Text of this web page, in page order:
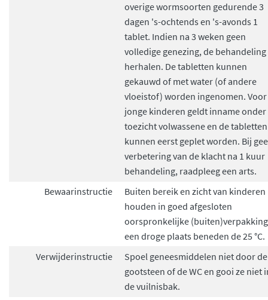
overige wormsoorten gedurende 3
dagen 's-ochtends en 's-avonds 1
tablet. Indien na 3 weken geen
volledige genezing, de behandeling
herhalen. De tabletten kunnen
gekauwd of met water (of andere
vloeistof) worden ingenomen. Voor
jonge kinderen geldt inname onder
toezicht volwassene en de tabletten
kunnen eerst geplet worden. Bij
verbetering van de klacht na 1 kuur
behandeling, raadpleeg een arts.
Bewaarinstructie
Buiten bereik en zicht van kinderen
houden in goed afgesloten
oorspronkelijke
een droge plaats beneden de 25 °C.
Verwijderinstructie
Spoel geneesmiddelen niet door de
gootsteen of de WC en gooi ze niet
de vuilnisbak.